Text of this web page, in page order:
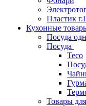
Пластик
Кухонные
Посуда
Посуда
Teco
Товары